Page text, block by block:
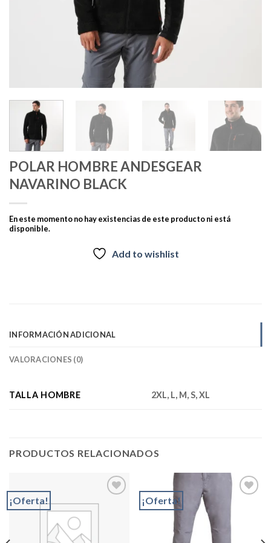
POLAR HOMBRE ANDESGEAR
NAVARINO BLACK
En este momento no hay existencias de este producto ni está
disponible.
Add to wishlist
INFORMACIÓN ADICIONAL
VALORACIONES (0)
TALLA HOMBRE 2XL, L, M, S, XL
PRODUCTOS RELACIONADOS
¡Oferta! ¡Oferta!